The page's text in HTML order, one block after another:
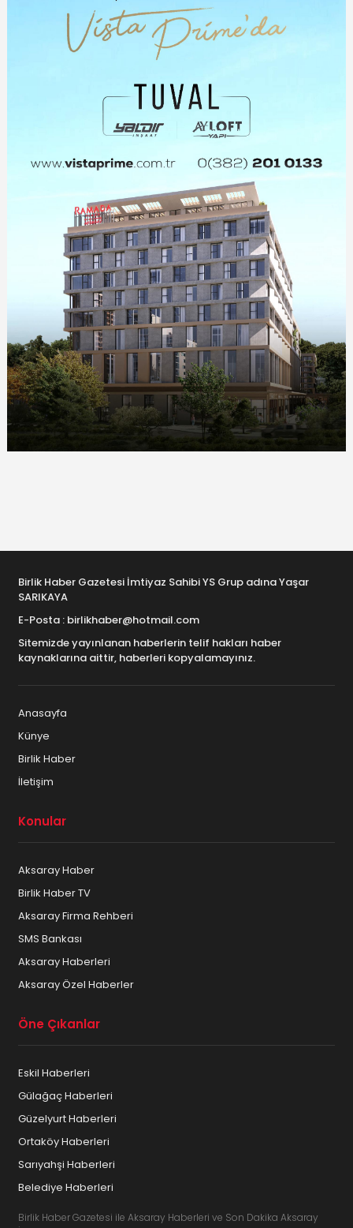
Birlik Haber Gazetesi İmtiyaz Sahibi YS Grup adına Yaşar
SARIKAYA
E-Posta : birlikhaber@hotmail.com
Sitemizde yayınlanan haberlerin telif hakları haber
kaynaklarına aittir, haberleri kopyalamayınız.
Anasayfa
Künye
Birlik Haber
İletişim
Konular
Aksaray Haber
Birlik Haber TV
Aksaray Firma Rehberi
SMS Bankası
Aksaray Haberleri
Aksaray Özel Haberler
Öne Çıkanlar
Eskil Haberleri
Gülağaç Haberleri
Güzelyurt Haberleri
Ortaköy Haberleri
Sarıyahşi Haberleri
Belediye Haberleri
Birlik Haber Gazetesi ile Aksaray Haberleri ve Son Dakika Aksaray